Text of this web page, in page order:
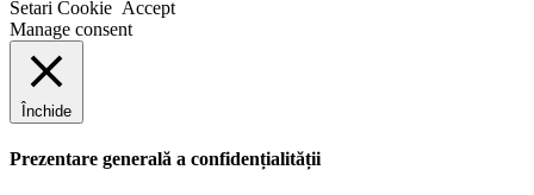
Setari Cookie Accept
Manage consent
Închide
Prezentare generală a confidențialității